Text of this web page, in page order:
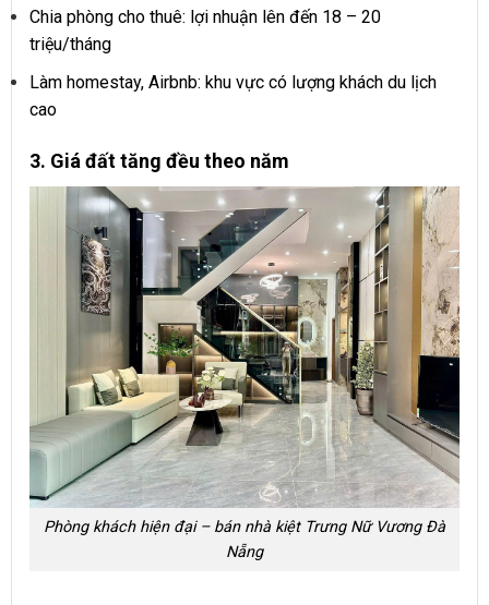
Chia phòng cho thuê: lợi nhuận lên đến 18 – 20
triệu/tháng
Làm homestay, Airbnb: khu vực có lượng khách du lịch
cao
3. Giá đất tăng đều theo năm
Phòng khách hiện đại – bán nhà kiệt Trưng Nữ Vương Đà
Nẵng